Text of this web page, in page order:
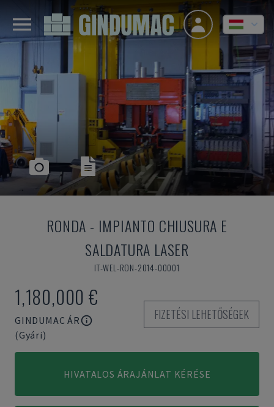
RONDA - IMPIANTO CHIUSURA E
SALDATURA LASER
IT-WEL-RON-2014-00001
1,180,000 €
GINDUMAC ÁR
(Gyári)
FIZETÉSI LEHETŐSÉGEK
HIVATALOS ÁRAJÁNLAT KÉRÉSE